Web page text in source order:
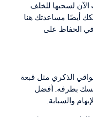
الآن لسحبها للخلف
أيضًا مساعدتك هنا
في الحفاظ على
الذكري مثل قبعة
بطرفه. أفضل
والسبابة.